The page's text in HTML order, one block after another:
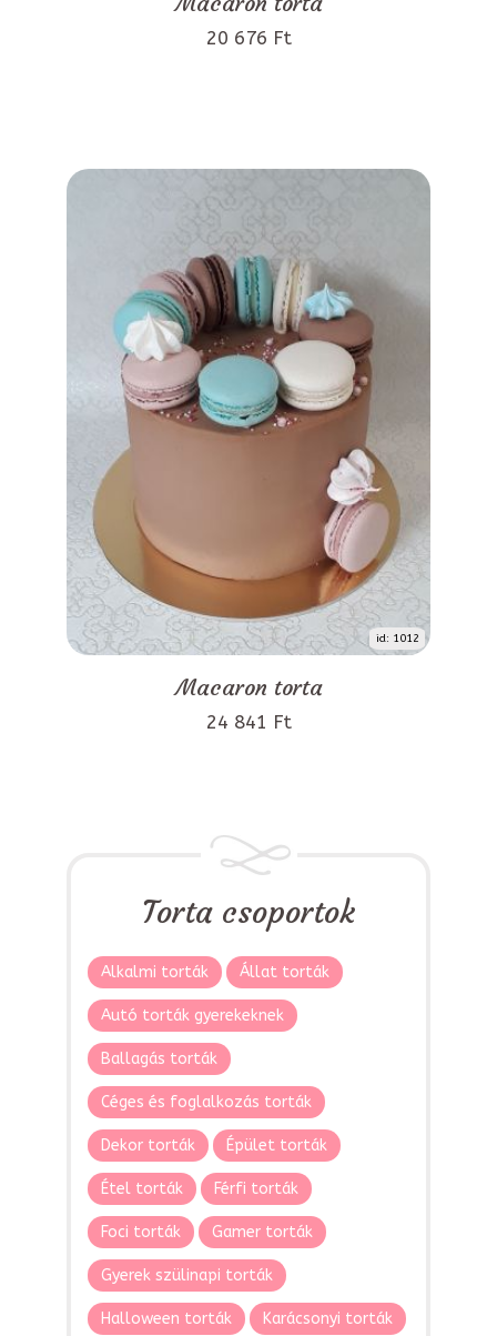
20 676 Ft
id: 1012
Macaron torta
24 841 Ft
Torta csoportok
Alkalmi torták Állat torták
Autó torták gyerekeknek
Ballagás torták
Céges és foglalkozás torták
Dekor torták Épület torták
Étel torták Férfi torták
Foci torták Gamer torták
Gyerek szülinapi torták
Halloween torták Karácsonyi torták